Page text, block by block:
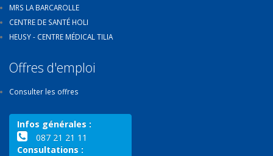
MRS LA BARCAROLLE
CENTRE DE SANTÉ HOLI
HEUSY - CENTRE MÉDICAL TILIA
Offres d'emploi
Consulter les offres
Infos générales :
087 21 21 11
Consultations :